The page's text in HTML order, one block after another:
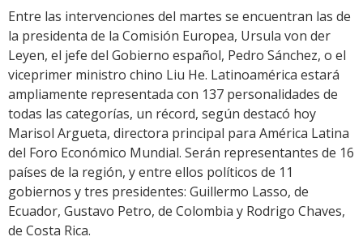
Entre las intervenciones del martes se encuentran las de
la presidenta de la Comisión Europea, Ursula von der
Leyen, el jefe del Gobierno español, Pedro Sánchez, o el
viceprimer ministro chino Liu He. Latinoamérica estará
ampliamente representada con 137 personalidades de
todas las categorías, un récord, según destacó hoy
Marisol Argueta, directora principal para América Latina
del Foro Económico Mundial. Serán representantes de 16
países de la región, y entre ellos políticos de 11
gobiernos y tres presidentes: Guillermo Lasso, de
Ecuador, Gustavo Petro, de Colombia y Rodrigo Chaves,
de Costa Rica.